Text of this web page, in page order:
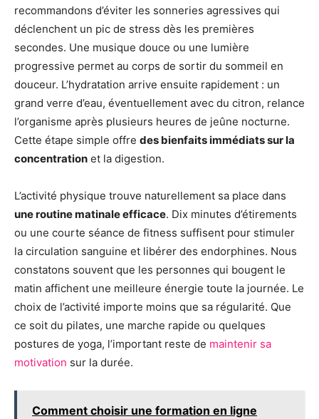
recommandons d’éviter les sonneries agressives qui
déclenchent un pic de stress dès les premières
secondes. Une musique douce ou une lumière
progressive permet au corps de sortir du sommeil en
douceur. L’hydratation arrive ensuite rapidement : un
grand verre d’eau, éventuellement avec du citron, relance
l’organisme après plusieurs heures de jeûne nocturne.
Cette étape simple offre des bienfaits immédiats sur la
concentration et la digestion.
L’activité physique trouve naturellement sa place dans
une routine matinale efficace. Dix minutes d’étirements
ou une courte séance de fitness suffisent pour stimuler
la circulation sanguine et libérer des endorphines. Nous
constatons souvent que les personnes qui bougent le
matin affichent une meilleure énergie toute la journée. Le
choix de l’activité importe moins que sa régularité. Que
ce soit du pilates, une marche rapide ou quelques
postures de yoga, l’important reste de maintenir sa
motivation sur la durée.
Comment choisir une formation en ligne